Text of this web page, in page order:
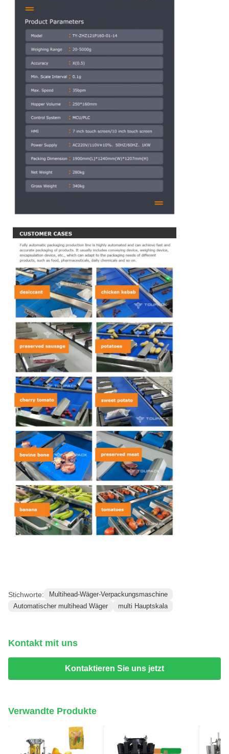
Stichworte:
Multihead-Wäger-Verpackungsmaschine
Automatischer multihead Wäger
multi Hauptskala
Kontakt mit uns
Kontaktieren Sie uns jetzt
Verwandte Produkte